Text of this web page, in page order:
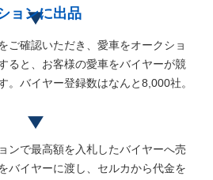
ョンに出品
ご確認いただき、愛車をオークショ
ると、お客様の愛車をバイヤーが競
。バイヤー登録数はなんと8,000社。
ンで最高額を入札したバイヤーへ売
バイヤーに渡し、セルカから代金を